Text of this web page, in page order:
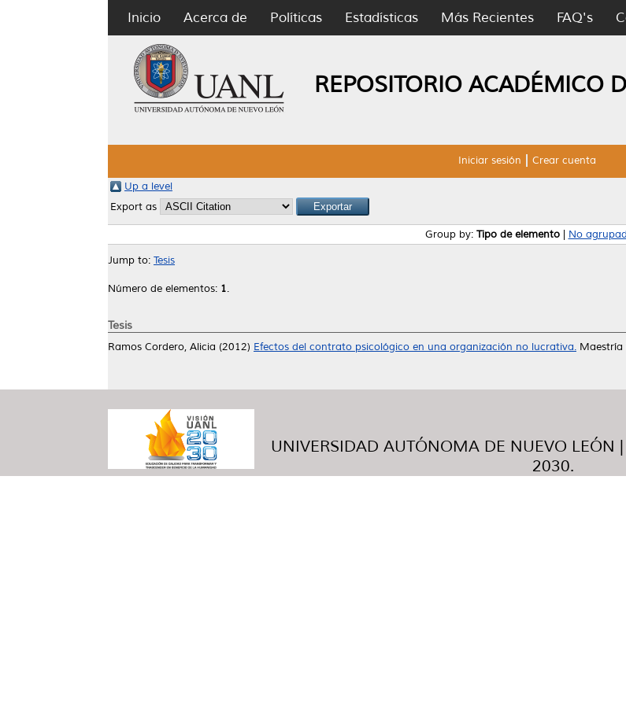
Inicio Acerca de Políticas Estadísticas Más Recientes FAQ's
REPOSITORIO ACADÉMICO
Iniciar sesión Crear cuenta
Up a level
Export as
Group by: Tipo de elemento| No
Jump to: Tesis
Número de elementos: 1.
Tesis
Ramos Cordero, Alicia (2012) Efectos del contrato psicológico en una organización no lucrativa. Maestría
UNIVERSIDAD AUTÓNOMA DE NUEVO LEÓN
2030.